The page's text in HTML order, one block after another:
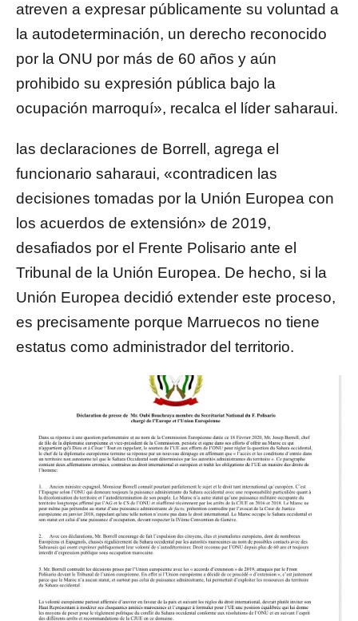
atreven a expresar públicamente su voluntad a
la autodeterminación, un derecho reconocido
por la ONU por más de 60 años y aún
prohibido su expresión pública bajo la
ocupación marroquí», recalca el líder saharaui.
las declaraciones de Borrell, agrega el
funcionario saharaui, «contradicen las
decisiones tomadas por la Unión Europea con
los acuerdos de extensión» de 2019,
desafiados por el Frente Polisario ante el
Tribunal de la Unión Europea. De hecho, si la
Unión Europea decidió extender este proceso,
es precisamente porque Marruecos no tiene
estatus como administrador del territorio.